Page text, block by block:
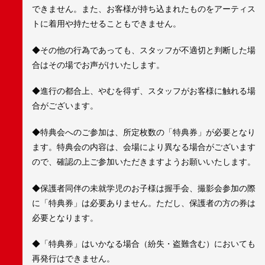
できません。また、お客様が持ち込まれたものをアーティス
トに着用や持たせることもできません。
◆その他の行為であっても、スタッフが不適切と判断した場
合はその場でお声がけいたします。
◆進行の都合上、やむを得ず、スタッフがお客様に触れる場
合がございます。
◆特典会へのご参加は、所定枚数の「特典券」が必要となり
ます。特典会の内容は、会場により異なる場合がございます
ので、確認の上ご参加いただきますようお願いいたします。
◆保護者同伴の未就学児のお子様は握手会、撮影会参加の際
に「特典券」は必要ありません。ただし、保護者の方の券は
必要となります。
◆「特典券」はいかなる場合（紛失・盗難含む）においても
再発行はできません。